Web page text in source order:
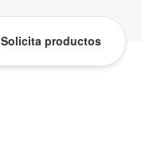
Solicita productos